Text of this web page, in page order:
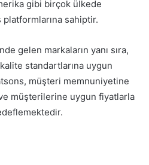
gibi birçok ülkede
platformlarına sahiptir.
gelen markaların yanı sıra,
standartlarına uygun
müşteri memnuniyetine
müşterilerine uygun fiyatlarla